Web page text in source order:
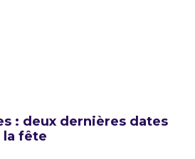
: deux dernières dates
la fête